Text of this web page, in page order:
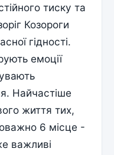
тиску та
Козороги
гідності.
емоції
Найчастіше
життя тих,
6 місце -
важливі